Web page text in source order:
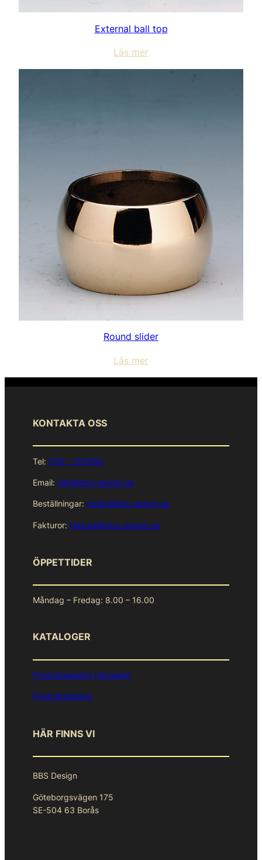
External ball top
Läs mer
Round slider
Läs mer
KONTAKTA OSS
Tel: 033 – 257090
Email: info@bbs-design.se
Beställningar: order@bbs-design.se
Fakturor: faktura@bbs-design.se
ÖPPETTIDER
Måndag – Fredag: 8.00 – 16.00
KATALOGER
Produktkatalog (Senaste)
Produktkatalog
HÄR FINNS VI
BBS Design
Göteborgsvägen 175
SE-504 63 Borås